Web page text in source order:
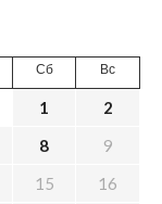
Сб Вс
1
2
8
9
15
16